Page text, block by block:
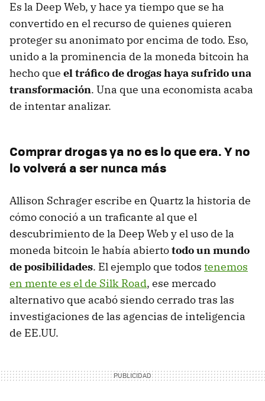
Es la Deep Web, y hace ya tiempo que se ha
convertido en el recurso de quienes quieren
proteger su anonimato por encima de todo. Eso,
unido a la prominencia de la moneda bitcoin ha
hecho que el tráfico de drogas haya sufrido una
transformación. Una que una economista acaba
de intentar analizar.
Comprar drogas ya no es lo que era. Y no
lo volverá a ser nunca más
Allison Schrager escribe en Quartz la historia de
cómo conoció a un traficante al que el
descubrimiento de la Deep Web y el uso de la
moneda bitcoin le había abiertotodo un mundo
de posibilidades. El ejemplo que todos tenemos
en mente es el de Silk Road, ese mercado
alternativo que acabó siendo cerrado tras las
investigaciones de las agencias de inteligencia
de EE.UU.